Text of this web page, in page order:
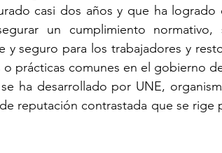
casi dos años y que ha logrado
un cumplimiento normativo,
y seguro para los trabajadores y
o prácticas comunes en el gobierno
ha desarrollado por UNE,
reputación contrastada que se rige